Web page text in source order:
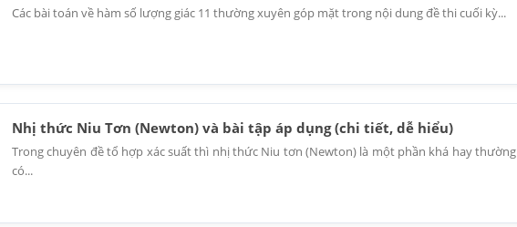
Các bài toán về hàm số lượng giác 11 thường xuyên góp mặt trong nội dung đề thi cuối kỳ...
Nhị thức Niu Tơn (Newton) và bài tập áp dụng (chi tiết, dễ hiểu)
Trong chuyên đề tổ hợp xác suất thì nhị thức Niu tơn (Newton) là một phần khá hay thường
có...